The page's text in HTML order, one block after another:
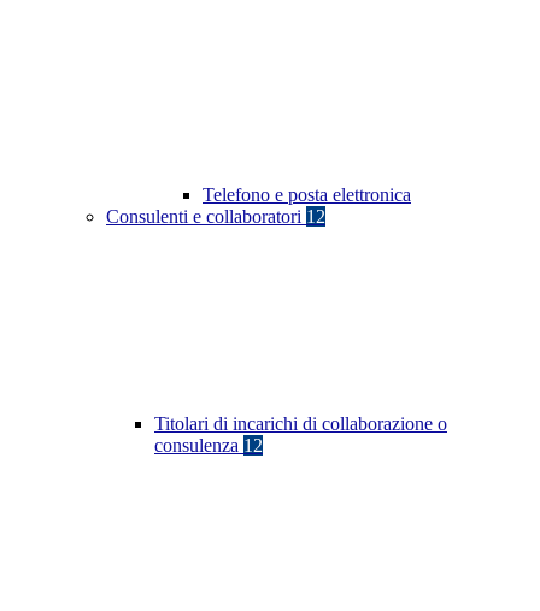
Telefono e posta elettronica
Consulenti e collaboratori 12
Titolari di incarichi di collaborazione o
consulenza 12